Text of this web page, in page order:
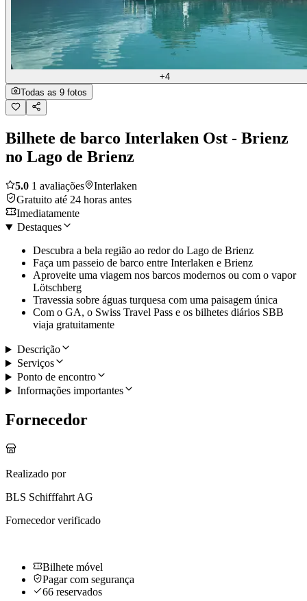
+4
Todas as 9 fotos
Bilhete de barco Interlaken Ost - Brienz
no Lago de Brienz
5.0 1 avaliações
Interlaken
Gratuito até 24 horas antes
Imediatamente
Destaques
Descubra a bela região ao redor do Lago de Brienz
Faça um passeio de barco entre Interlaken e Brienz
Aproveite uma viagem nos barcos modernos ou com o vapor
Lötschberg
Travessia sobre águas turquesa com uma paisagem única
Com o GA, o Swiss Travel Pass e os bilhetes diários SBB
viaja gratuitamente
Descrição
Serviços
Ponto de encontro
Informações importantes
Fornecedor
Realizado por
BLS Schifffahrt AG
Fornecedor verificado
Bilhete móvel
Pagar com segurança
66 reservados